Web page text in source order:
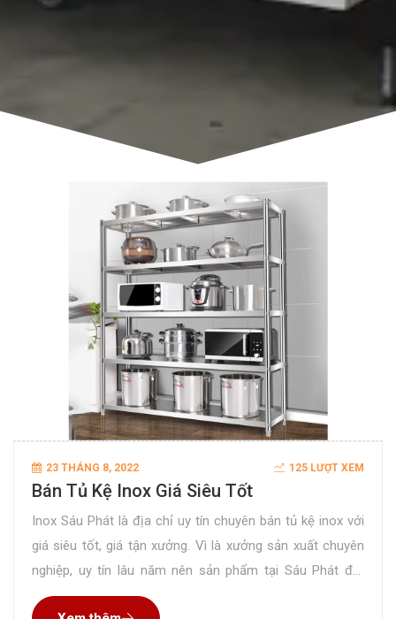
23 THÁNG 8, 2022 125 LƯỢT XEM
Bán Tủ Kệ Inox Giá Siêu Tốt
Inox Sáu Phát là địa chỉ uy tín chuyên bán tủ kệ inox với
giá siêu tốt, giá tận xưởng. Vì là xưởng sản xuất chuyên
nghiệp, uy tín lâu năm nên sản phẩm tại Sáu Phát đạt
chất lượng hoàn hảo đã được rất nhiều khách hàng kiểm